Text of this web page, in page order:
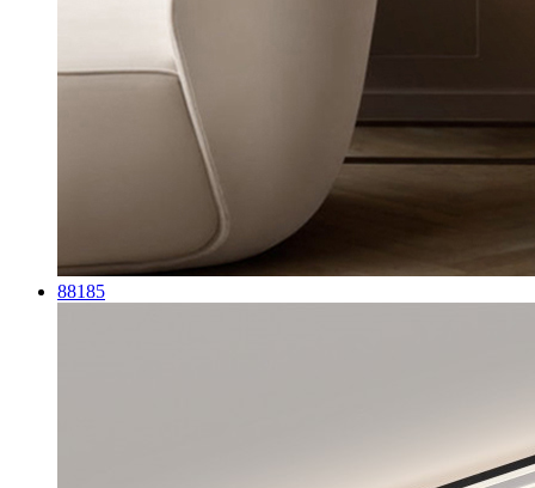
88185